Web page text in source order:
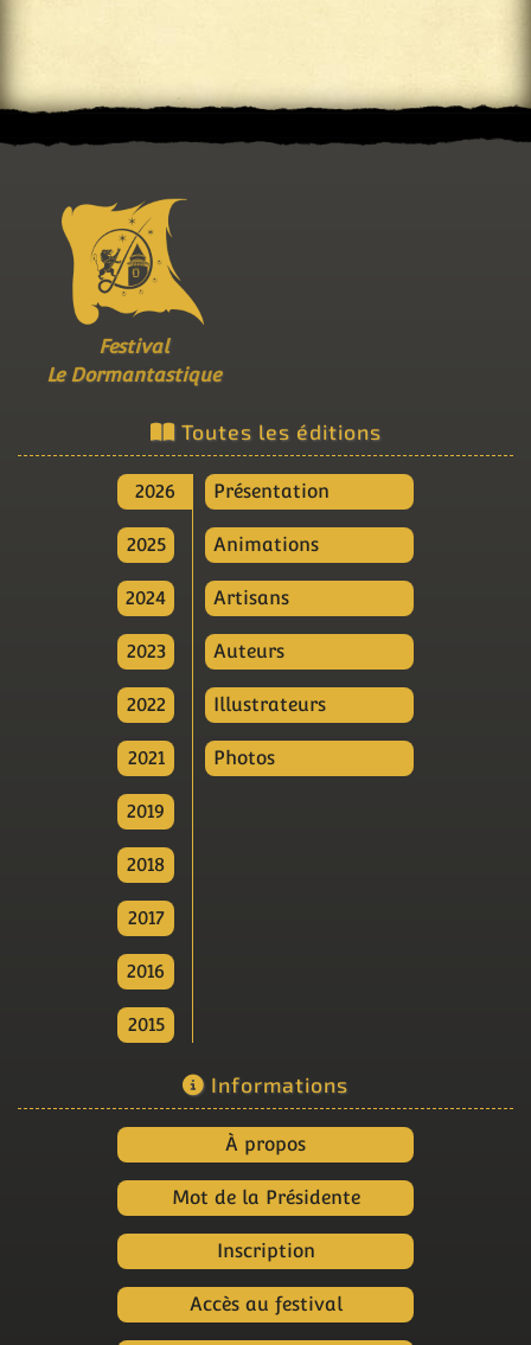
Festival
Le Dormantastique
Toutes les éditions
2026
2025
2024
2023
2022
2021
2019
2018
2017
2016
2015
Présentation
Animations
Artisans
Auteurs
Illustrateurs
Photos
Informations
À propos
Mot de la Présidente
Inscription
Accès au festival